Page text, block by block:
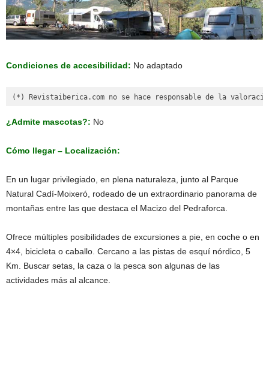
Condiciones de accesibilidad: No adaptado
(*) Revistaiberica.com no se hace responsable de la
¿Admite mascotas?: No
Cómo llegar – Localización:
En un lugar privilegiado, en plena naturaleza, junto al Parque
Natural Cadí-Moixeró, rodeado de un extraordinario panorama de
montañas entre las que destaca el Macizo del Pedraforca.
Ofrece múltiples posibilidades de excursiones a pie, en coche o en
4×4, bicicleta o caballo. Cercano a las pistas de esquí nórdico, 5
Km. Buscar setas, la caza o la pesca son algunas de las
actividades más al alcance.